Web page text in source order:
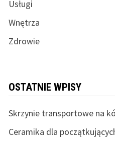
Usługi
Wnętrza
Zdrowie
OSTATNIE WPISY
Skrzynie transportowe na
Ceramika dla